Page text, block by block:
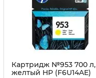
Картридж №953 700 л,
желтый HP (F6U14AE)